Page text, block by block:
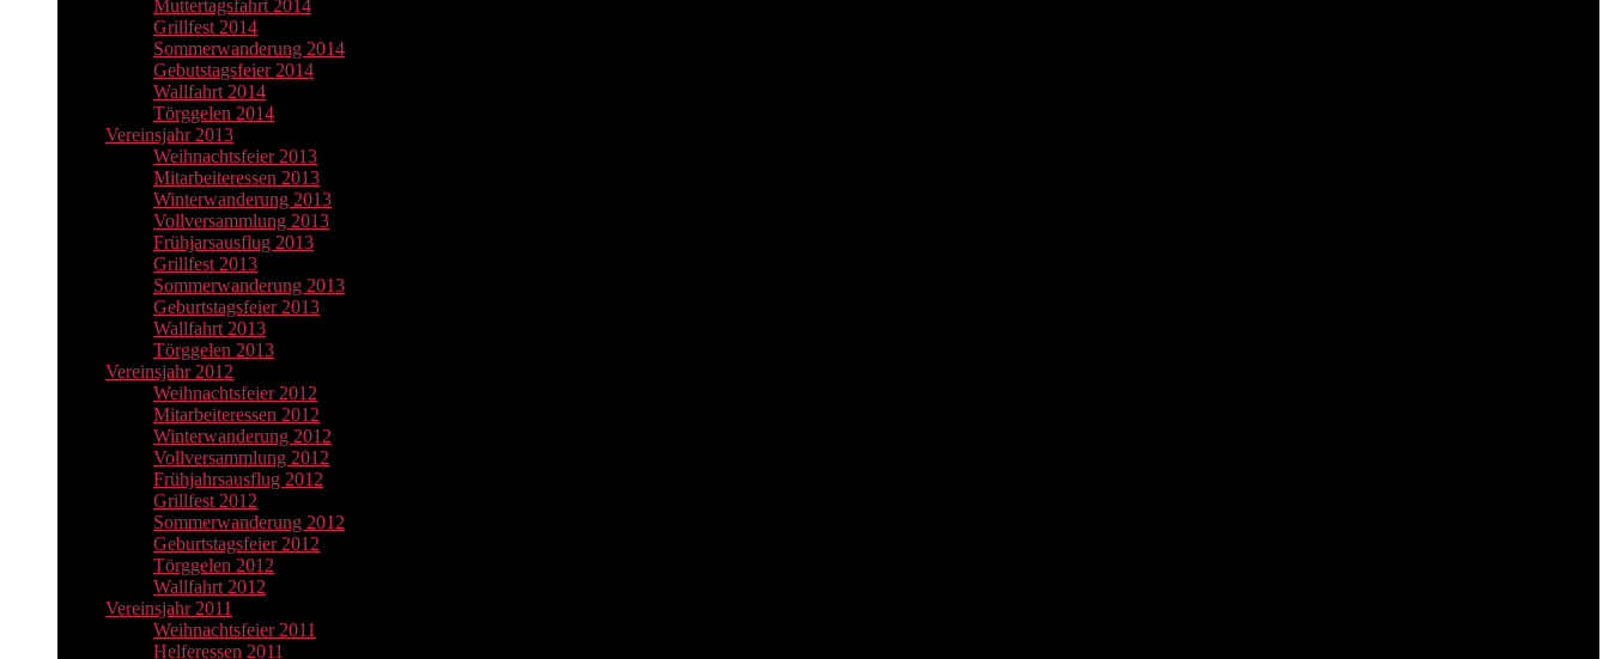
Muttertagsfahrt 2014
Grillfest 2014
Sommerwanderung 2014
Gebutstagsfeier 2014
Wallfahrt 2014
Törggelen 2014
Vereinsjahr 2013
Weihnachtsfeier 2013
Mitarbeiteressen 2013
Winterwanderung 2013
Vollversammlung 2013
Frühjarsausflug 2013
Grillfest 2013
Sommerwanderung 2013
Geburtstagsfeier 2013
Wallfahrt 2013
Törggelen 2013
Vereinsjahr 2012
Weihnachtsfeier 2012
Mitarbeiteressen 2012
Winterwanderung 2012
Vollversammlung 2012
Frühjahrsausflug 2012
Grillfest 2012
Sommerwanderung 2012
Geburtstagsfeier 2012
Törggelen 2012
Wallfahrt 2012
Vereinsjahr 2011
Weihnachtsfeier 2011
Helferessen 2011